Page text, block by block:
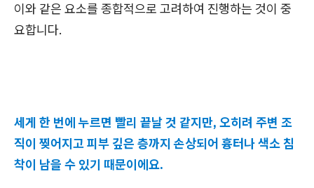
이와 같은 요소를 종합적으로 고려하여 진행하는 것이 중
요합니다.
세게 한 번에 누르면 빨리 끝날 것 같지만, 오히려 주변 조
직이 찢어지고 피부 깊은 층까지 손상되어 흉터나 색소 침
착이 남을 수 있기 때문이에요.